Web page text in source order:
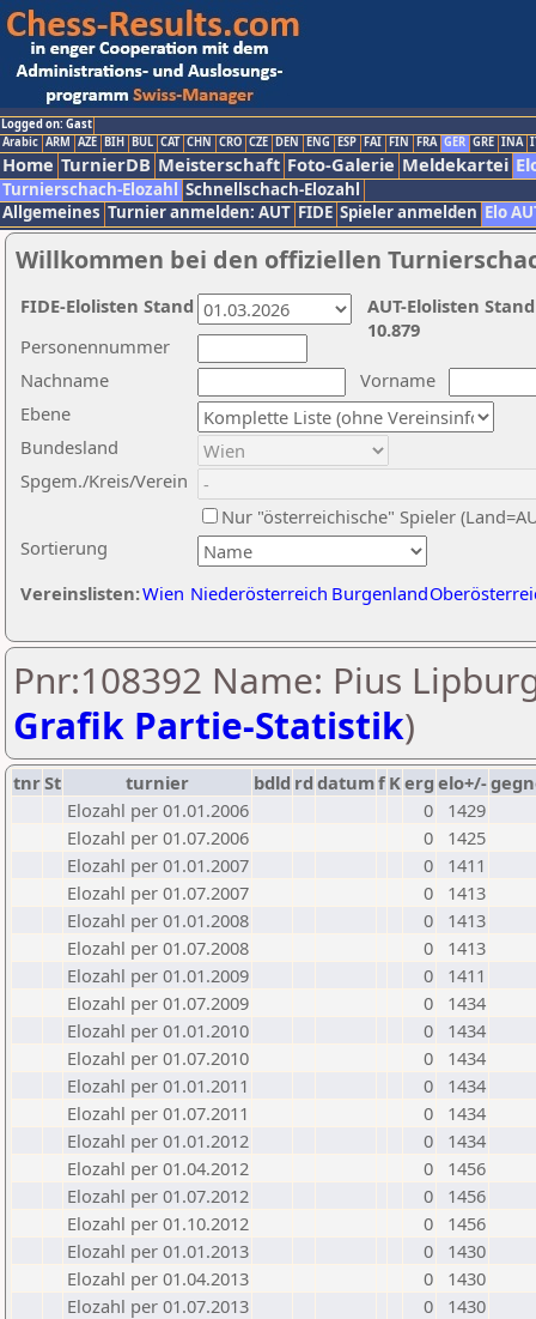
Logged on: Gast
Arabic ARM AZE BIH BUL CAT CHN CRO CZE DEN ENG ESP FAI FIN FRA GER GRE INA
Home TurnierDB Meisterschaft Foto-Galerie Meldekartei
Turnierschach-Elozahl Schnellschach-Elozahl
Allgemeines Turnier anmelden: AUT FIDE Spieler anmelden Elo
Willkommen bei den offiziellen
Nachname
Vorname
Ebene
Sortierung
Personennummer
Bundesland
Spgem./Kreis/Verein
Nur "österreichische" Spieler
Vereinslisten:Wien Niederösterreich Burgenland
AUT-Elolisten
10.879
FIDE-Elolisten Stand
Pnr:108392 Name: Pius
Grafik Partie-Statistik)
tnrSt turnier bdld rd datumf Kerg elo+/-
Elozahl per 01.01.2006
0
1429
Elozahl per 01.07.2006
0
1425
Elozahl per 01.01.2007
0
1411
Elozahl per 01.07.2007
0
1413
Elozahl per 01.01.2008
0
1413
Elozahl per 01.07.2008
0
1413
Elozahl per 01.01.2009
0
1411
Elozahl per 01.07.2009
0
1434
Elozahl per 01.01.2010
0
1434
Elozahl per 01.07.2010
0
1434
Elozahl per 01.01.2011
0
1434
Elozahl per 01.07.2011
0
1434
Elozahl per 01.01.2012
0
1434
Elozahl per 01.04.2012
0
1456
Elozahl per 01.07.2012
0
1456
Elozahl per 01.10.2012
0
1456
Elozahl per 01.01.2013
0
1430
Elozahl per 01.04.2013
0
1430
Elozahl per 01.07.2013
0
1430